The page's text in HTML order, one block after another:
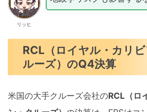
リッヒ
RCL（ロイヤル・カリ
ルーズ）のQ4決算
米国の大手クルーズ会社のRCL（ロ